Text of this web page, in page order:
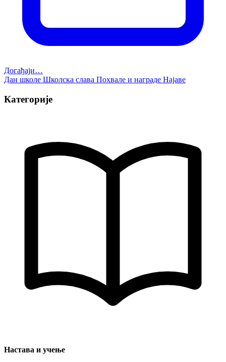
Догађаји…
Дан школе Школска слава Похвале и награде Најаве
Категорије
Настава и учење